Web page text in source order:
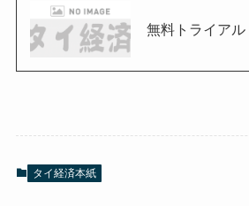
無料トライアル
タイ経済本紙